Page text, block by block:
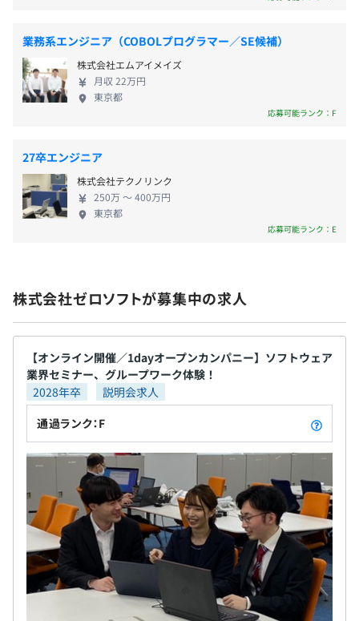
個人目標の設定および、年2回の上長面談を実施していま
エンジニア80名で構成されています。
1プロジェクトの単位期間はおよそ12カ月くらいです。
前年度の月平均所定外労働時間の実績
15.3時間
前年度の有給休暇の平均取得日数
13.7日
女性0人/0人
役員及び管理的地位にある者に占める女性の割合
役員20.0%
業務系エンジニア（COBOLプログラマー／SE候補）
株式会社エムアイメイズ
月収 22万円
東京都
応募可能ランク：F
27卒エンジニア
株式会社テクノリンク
250万 〜 400万円
東京都
応募可能ランク：E
株式会社ゼロソフトが募集中の求人
【オンライン開催／1dayオープンカンパニー】ソフトウェア
業界セミナー、グループワーク体験！
2028年卒
説明会求人
通過ランク：F